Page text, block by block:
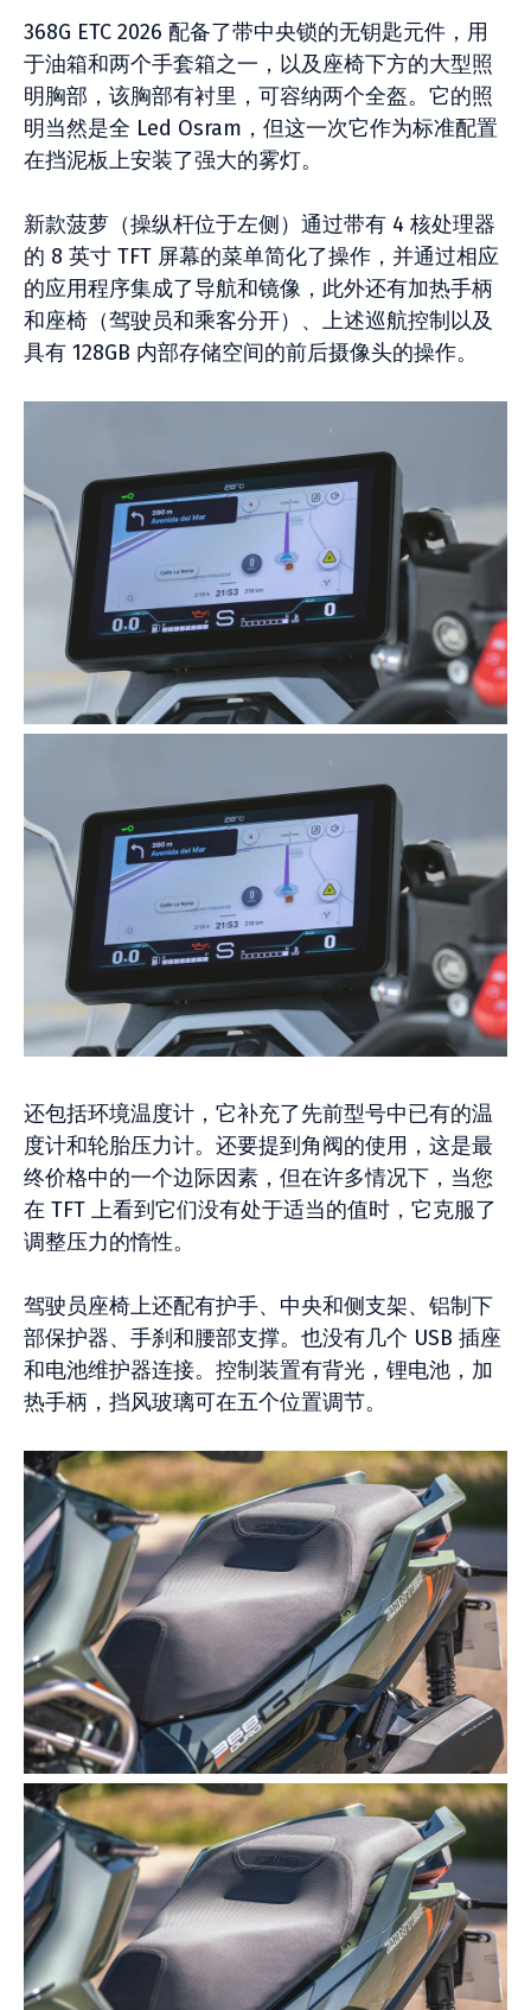
368G ETC 2026 配备了带中央锁的无钥匙元件，用
于油箱和两个手套箱之一，以及座椅下方的大型照
明胸部，该胸部有衬里，可容纳两个全盔。它的照
明当然是全 Led Osram，但这一次它作为标准配置
在挡泥板上安装了强大的雾灯。
新款菠萝（操纵杆位于左侧）通过带有 4 核处理器
的 8 英寸 TFT 屏幕的菜单简化了操作，并通过相应
的应用程序集成了导航和镜像，此外还有加热手柄
和座椅（驾驶员和乘客分开）、上述巡航控制以及
具有 128GB 内部存储空间的前后摄像头的操作。
还包括环境温度计，它补充了先前型号中已有的温
度计和轮胎压力计。还要提到角阀的使用，这是最
终价格中的一个边际因素，但在许多情况下，当您
在 TFT 上看到它们没有处于适当的值时，它克服了
调整压力的惰性。
驾驶员座椅上还配有护手、中央和侧支架、铝制下
部保护器、手刹和腰部支撑。也没有几个 USB 插座
和电池维护器连接。控制装置有背光，锂电池，加
热手柄，挡风玻璃可在五个位置调节。